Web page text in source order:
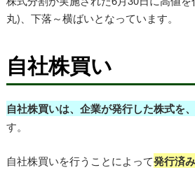
丸)、下落～横ばいとなっています。
自社株買い
自社株買いは、企業が発行した株式を
す。
自社株買いを行うことによって発行済